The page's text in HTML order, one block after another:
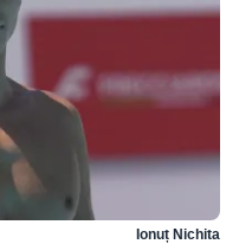
Ionuț Nichita